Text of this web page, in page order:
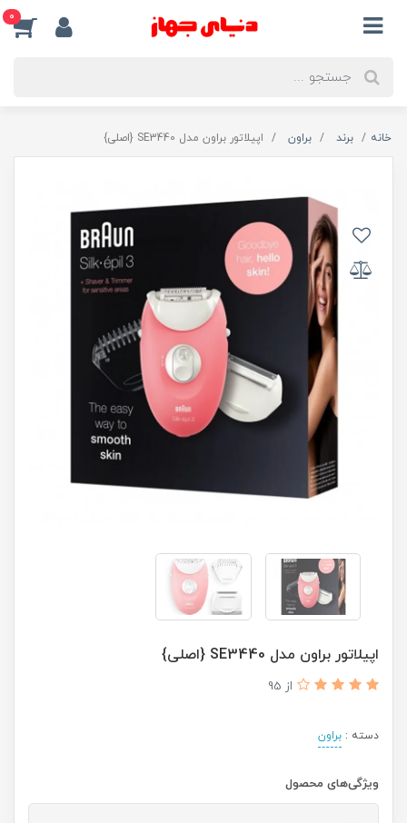
0
خانه برند براون اپیلاتور براون مدل SE3440 {اصلی}
اپیلاتور براون مدل SE3440 {اصلی}
از 95
دسته : براون
ویژگی‌های محصول